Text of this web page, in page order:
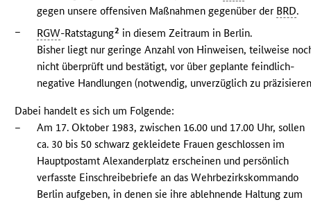
gegen unsere offensiven Maßnahmen gegenüber der BRD.
–
RGW-Ratstagung2 in diesem Zeitraum in Berlin.
Bisher liegt nur geringe Anzahl von Hinweisen, teilweise
nicht überprüft und bestätigt, vor über geplante feindlich-
negative Handlungen (notwendig, unverzüglich zu
Dabei handelt es sich um Folgende:
–
Am 17. Oktober 1983, zwischen 16.00 und 17.00 Uhr, sollen
ca. 30 bis 50 schwarz gekleidete Frauen geschlossen im
Hauptpostamt Alexanderplatz erscheinen und persönlich
verfasste Einschreibebriefe an das Wehrbezirkskommando
Berlin aufgeben, in denen sie ihre ablehnende Haltung zum